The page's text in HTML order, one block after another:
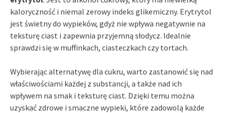
kaloryczność i niemal zerowy indeks glikemiczny. Erytrytol
jest świetny do wypieków, gdyż nie wpływa negatywnie na
teksturę ciast i zapewnia przyjemną słodycz. Idealnie
sprawdzi się w muffinkach, ciasteczkach czy tortach.
Wybierając alternatywę dla cukru, warto zastanowić się nad
właściwościami każdej z substancji, a także nad ich
wpływem na smak i teksturę ciast. Dzięki temu można
uzyskać zdrowe i smaczne wypieki, które zadowolą każde